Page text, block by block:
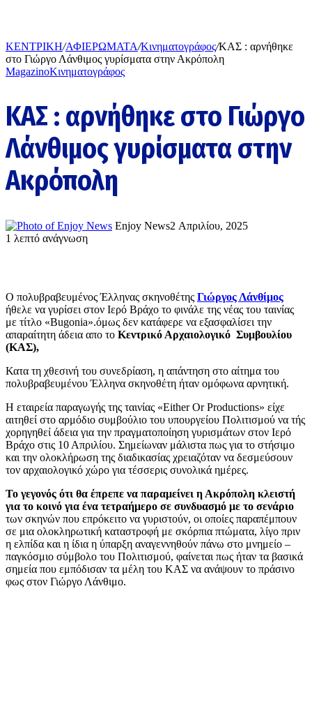
ΚΕΝΤΡΙΚΗ/ΑΦΙΕΡΩΜΑΤΑ/Κινηματογράφος/ΚΑΣ : αρνήθηκε
στο Γιώργο Λάνθιμος γυρίσματα στην Ακρόπολη
MagazinoΚινηματογράφος
ΚΑΣ : αρνήθηκε στο Γιώργο
Λάνθιμος γυρίσματα στην
Ακρόπολη
Enjoy News2 Απριλίου, 2025
1 λεπτό ανάγνωση
Ο πολυβραβευμένος Έλληνας σκηνοθέτης Γιώργος Λάνθίμος
ήθελε να γυρίσει στον Ιερό Βράχο το φινάλε της νέας του ταινίας
με τίτλο «Bugonia».όμως δεν κατάφερε να εξασφαλίσει την
απαραίτητη άδεια απο το Κεντρικό Αρχαιολογικό Συμβουλίου
(ΚΑΣ),
Κατα τη χθεσινή του συνεδρίαση, η απάντηση στο αίτημα του
πολυβραβευμένου Έλληνα σκηνοθέτη ήταν ομόφωνα αρνητική.
Η εταιρεία παραγωγής της ταινίας «Either Or Productions» είχε
αιτηθεί στο αρμόδιο συμβούλιο του υπουργείου Πολιτισμού να τής
χορηγηθεί άδεια για την πραγματοποίηση γυρισμάτων στον Ιερό
Βράχο στις 10 Απριλίου. Σημείωναν μάλιστα πως για το στήσιμο
και την ολοκλήρωση της διαδικασίας χρειαζόταν να δεσμεύσουν
τον αρχαιολογικό χώρο για τέσσερις συνολικά ημέρες.
Το γεγονός ότι θα έπρεπε να παραμείνει η Ακρόπολη κλειστή
για το κοινό για ένα τετραήμερο σε συνδυασμό με το σενάριο
των σκηνών που επρόκειτο να γυριστούν, οι οποίες παραπέμπουν
σε μια ολοκληρωτική καταστροφή με σκόρπια πτώματα, λίγο πριν
η ελπίδα και η ίδια η ύπαρξη αναγεννηθούν πάνω στο μνημείο –
παγκόσμιο σύμβολο του Πολιτισμού, φαίνεται πως ήταν τα βασικά
σημεία που εμπόδισαν τα μέλη του ΚΑΣ να ανάψουν το πράσινο
φως στον Γιώργο Λάνθιμο.